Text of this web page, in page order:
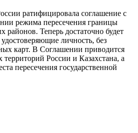
ратифицировала соглашение с
режима пересечения границы
Теперь достаточно будет
личность, без
карт. В Соглашении приводится
России и Казахстана, а
пересечения государственной